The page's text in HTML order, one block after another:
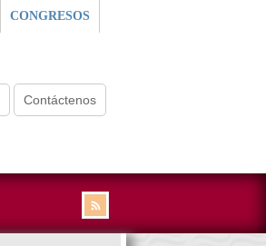
CONGRESOS
Contáctenos